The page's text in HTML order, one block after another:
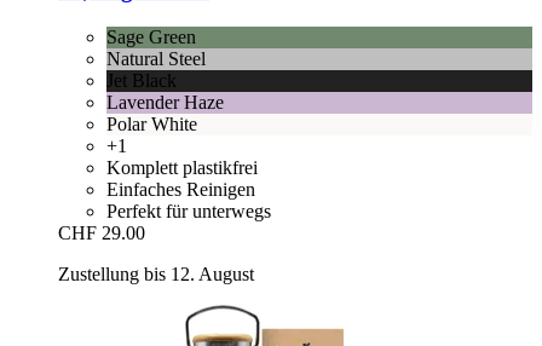
Sage Green
Natural Steel
Jet Black
Lavender Haze
Polar White
+1
Komplett plastikfrei
Einfaches Reinigen
Perfekt für unterwegs
CHF 29.00
Zustellung bis 12. August